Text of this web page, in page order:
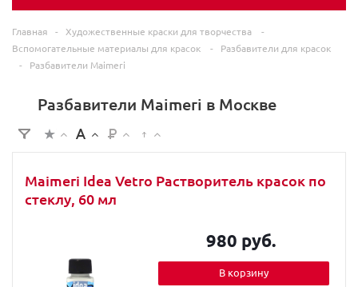
Главная - Художественные краски для творчества
-
Вспомогательные материалы для красок
-
Разбавители для красок
-
Разбавители Maimeri
Разбавители Maimeri в Москве
Maimeri Idea Vetro Растворитель красок по
стеклу, 60 мл
980 руб.
В корзину